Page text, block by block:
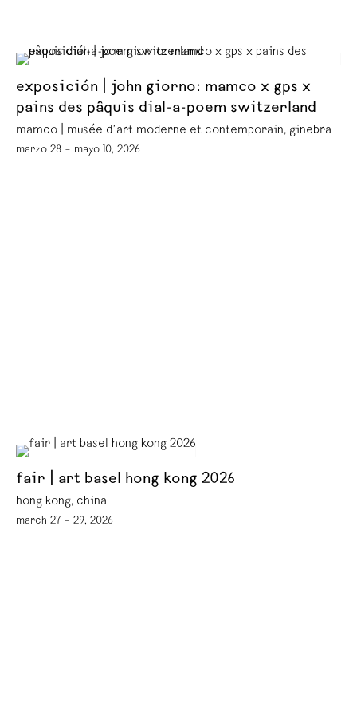
exposición | john giorno: mamco x gps x
pains des pâquis dial-a-poem switzerland
mamco | musée d’art moderne et contemporain, ginebra
marzo 28 – mayo 10, 2026
fair | art basel hong kong 2026
hong kong, china
march 27 – 29, 2026